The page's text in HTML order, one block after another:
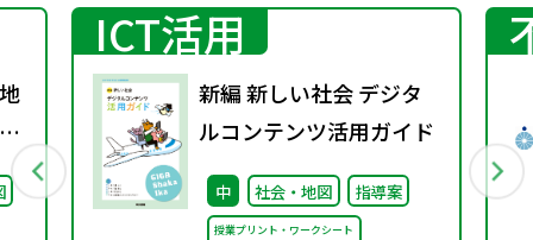
ICT活用
新編 新しい社会 デジタ
ルコンテンツ活用ガイド
中 社会・地図 指導案
授業プリント・ワークシート